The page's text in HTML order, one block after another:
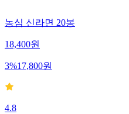
농심 신라면 20봉
18,400원
3%17,800원
4.8